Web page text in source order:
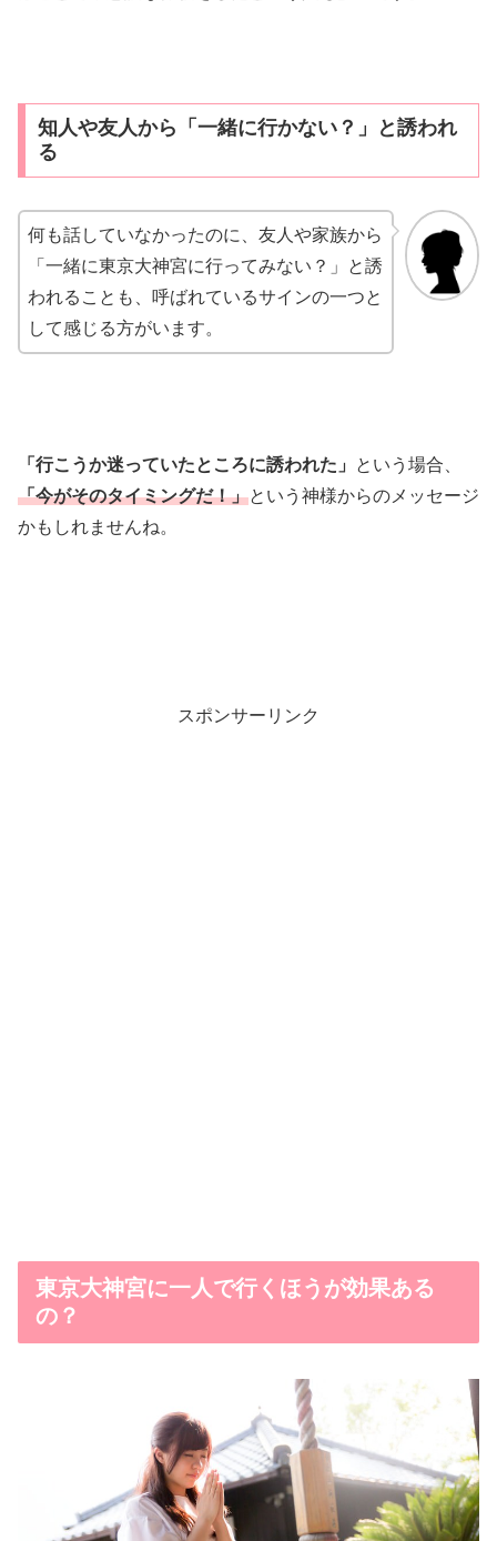
知人や友人から「一緒に行かない？」と誘われ
る
何も話していなかったのに、友人や家族から
「一緒に東京大神宮に行ってみない？」と誘
われることも、呼ばれているサインの一つと
して感じる方がいます。
「行こうか迷っていたところに誘われた」
という場合、
「今がそのタイミングだ！」という神様からのメッセージ
かもしれませんね。
スポンサーリンク
東京大神宮に一人で行くほうが効果ある
の？